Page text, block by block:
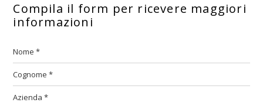
Compila il form per ricevere maggiori
informazioni